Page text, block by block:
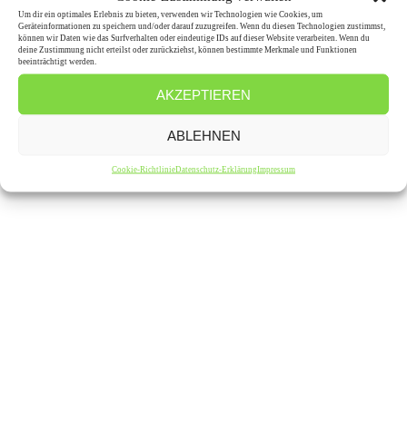
Um dir ein optimales Erlebnis zu bieten, verwenden wir Technologien wie Cookies, um
Geräteinformationen zu speichern und/oder darauf zuzugreifen. Wenn du diesen Technologien zustimmst,
können wir Daten wie das Surfverhalten oder eindeutige IDs auf dieser Website verarbeiten. Wenn du
deine Zustimmung nicht erteilst oder zurückziehst, können bestimmte Merkmale und Funktionen
beeinträchtigt werden.
AKZEPTIEREN
ABLEHNEN
Cookie-RichtlinieDatenschutz-ErklärungImpressum